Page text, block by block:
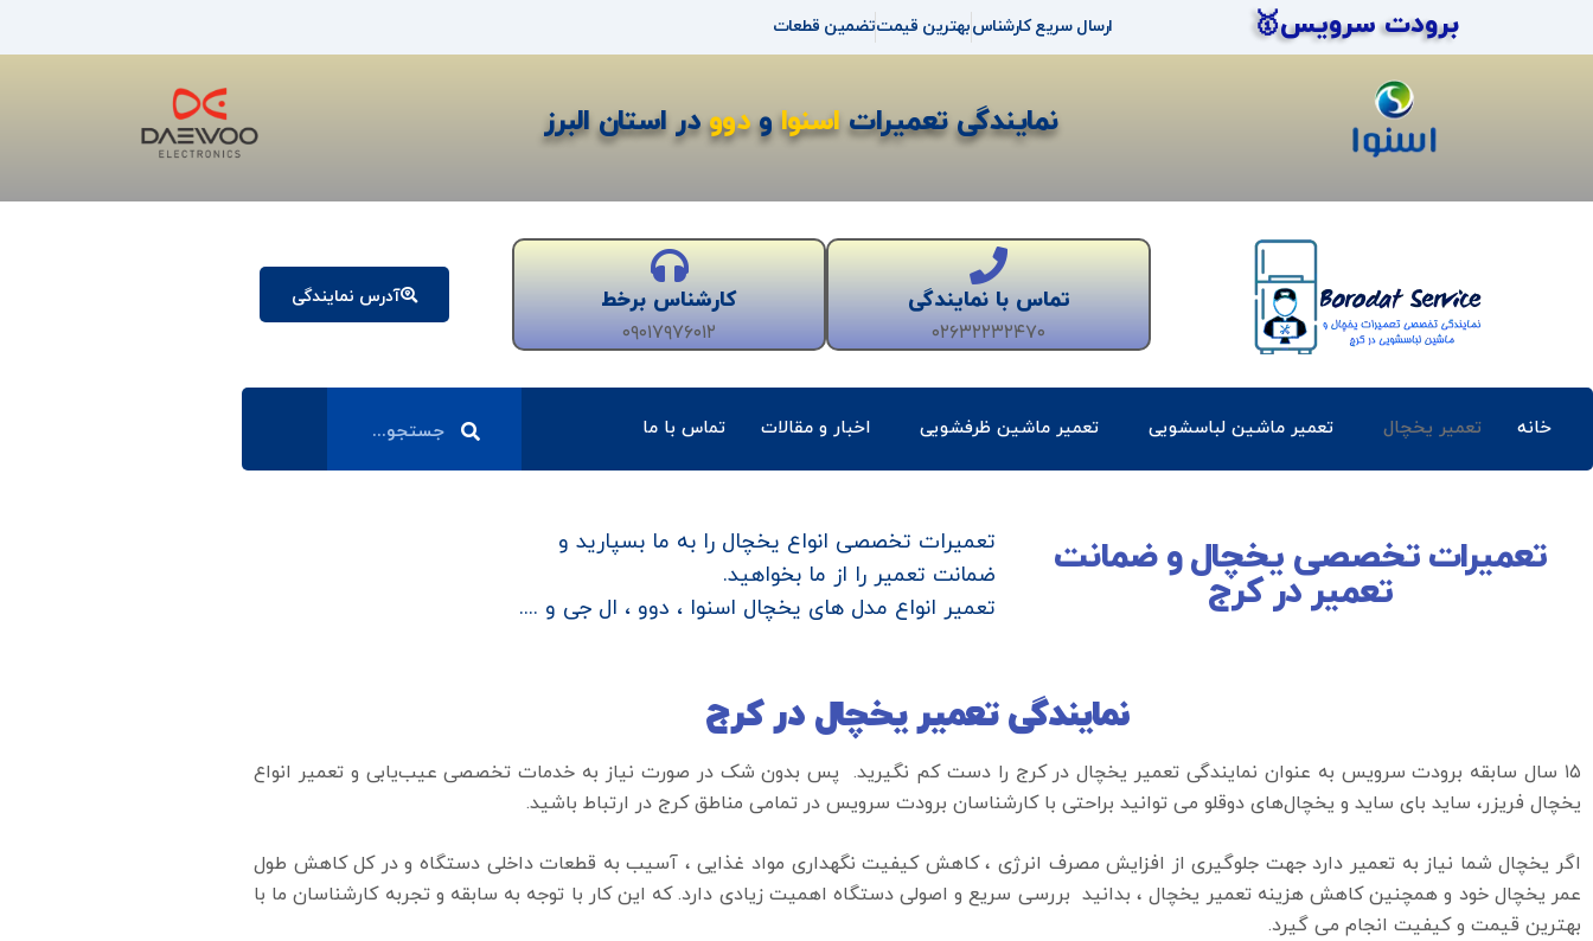
برودت سرویس🥇 ارسال سریع کارشناسبهترین قیمتتضمین قطعات
نمایندگی تعمیراتاسنواودوودر استان البرز
تماس با نمایندگی
۰۲۶۳۲۲۳۲۴۷۰
کارشناس برخط
۰۹۰۱۷۹۷۶۰۱۲
آدرس نمایندگی
خانه تعمیر یخچال تعمیر ماشین لباسشویی تعمیر ماشین ظرفشویی اخبار و مقالات تماس با ما
تعمیرات تخصصی یخچال و ضمانت
تعمیر در کرج
تعمیرات تخصصی انواع یخچال را به ما بسپارید و
ضمانت تعمیر را از ما بخواهید.
تعمیر انواع مدل های یخچال اسنوا ، دوو ، ال جی و ....
نمایندگی تعمیر یخچال در کرج
۱۵ سال سابقه برودت سرویس به عنوان نمایندگی تعمیر یخچال در کرج را دست کم نگیرید. پس بدون شک در صورت نیاز به خدمات تخصصی عیب‌یابی و تعمیر انواع
یخچال فریزر، ساید بای ساید و یخچال‌های دوقلو می توانید براحتی با کارشناسان برودت سرویس در تمامی مناطق کرج در ارتباط باشید.
اگر یخچال شما نیاز به تعمیر دارد جهت جلوگیری از افزایش مصرف انرژی ، کاهش کیفیت نگهداری مواد غذایی ، آسیب به قطعات داخلی دستگاه و در کل کاهش طول
عمر یخچال خود و همچنین کاهش هزینه تعمیر یخچال ، بدانید بررسی سریع و اصولی دستگاه اهمیت زیادی دارد. که این کار با توجه به سابقه و تجربه کارشناسان ما با
بهترین قیمت و کیفیت انجام می گیرد.